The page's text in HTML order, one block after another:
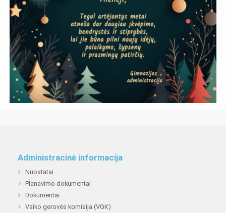
Administracinė informacija
Nuostatai
Planavimo dokumentai
Dokumentai
Vaiko gerovės komisija (VGK)